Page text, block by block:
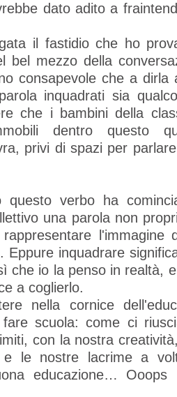
dato adito a
il fastidio che ho
bel mezzo della
consapevole che a dirla
inquadrati sia
che i bambini della
dentro questo
privi di spazi per
questo verbo ha
una parola non
l'immagine
Eppure inquadrare
che io la penso in realtà,
a coglierlo.
nella cornice
scuola: come ci
con la nostra
e le nostre lacrime a
educazione… Ooops